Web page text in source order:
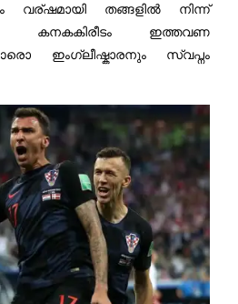
വര്ഷമായി തങ്ങളില്‍ നിന്ന്
കനകകിരീടം ഇത്തവണ
ഇംഗ്ലീഷ്കാരനും സ്വപ്നം